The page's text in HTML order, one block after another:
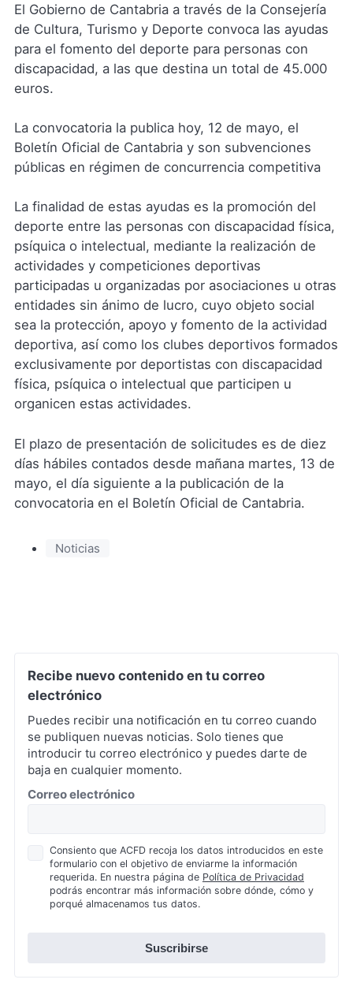
El Gobierno de Cantabria a través de la Consejería
de Cultura, Turismo y Deporte convoca las ayudas
para el fomento del deporte para personas con
discapacidad, a las que destina un total de 45.000
euros.
La convocatoria la publica hoy, 12 de mayo, el
Boletín Oficial de Cantabria y son subvenciones
públicas en régimen de concurrencia competitiva
La finalidad de estas ayudas es la promoción del
deporte entre las personas con discapacidad física,
psíquica o intelectual, mediante la realización de
actividades y competiciones deportivas
participadas u organizadas por asociaciones u otras
entidades sin ánimo de lucro, cuyo objeto social
sea la protección, apoyo y fomento de la actividad
deportiva, así como los clubes deportivos formados
exclusivamente por deportistas con discapacidad
física, psíquica o intelectual que participen u
organicen estas actividades.
El plazo de presentación de solicitudes es de diez
días hábiles contados desde mañana martes, 13 de
mayo, el día siguiente a la publicación de la
convocatoria en el Boletín Oficial de Cantabria.
Noticias
Recibe nuevo contenido en tu correo
electrónico
Puedes recibir una notificación en tu correo cuando
se publiquen nuevas noticias. Solo tienes que
introducir tu correo electrónico y puedes darte de
baja en cualquier momento.
Correo electrónico*
Política
Privacidad
Consiento que ACFD recoja los datos introducidos en este
formulario con el objetivo de enviarme la información
requerida. En nuestra página de Política de Privacidad
podrás encontrar más información sobre dónde, cómo y
porqué almacenamos tus datos.
Suscribirse